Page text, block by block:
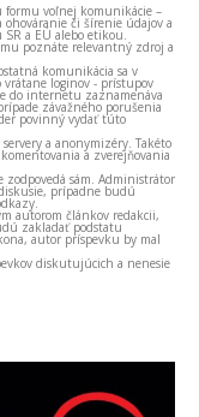
formu voľnej komunikácie –
či šírenie údajov a
a EÚ alebo etikou.
poznáte relevantný zdroj a
komunikácia sa v
vrátane loginov - prístupov
do internetu zaznamenáva
závažného porušenia
povinný vydať túto
a anonymizéry. Takéto
a zverejňovania
sám. Administrátor
prípadne budú
autorom článkov redakcii,
zakladať podstatu
autor príspevku by mal
diskutujúcich a nenesie